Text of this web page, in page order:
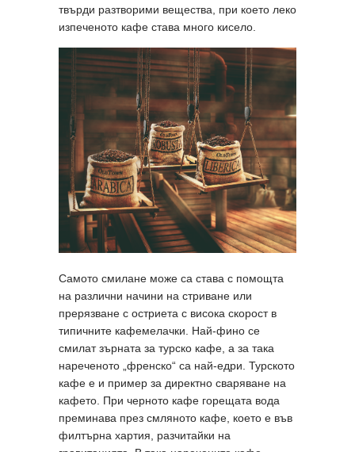
твърди разтворими вещества, при което леко
изпеченото кафе става много кисело.
Самото смилане може са става с помощта
на различни начини на стриване или
прерязване с остриета с висока скорост в
типичните кафемелачки. Най-фино се
смилат зърната за турско кафе, а за така
нареченото „френско“ са най-едри. Турското
кафе е и пример за директно сваряване на
кафето. При черното кафе горещата вода
преминава през смляното кафе, което е във
филтърна хартия, разчитайки на